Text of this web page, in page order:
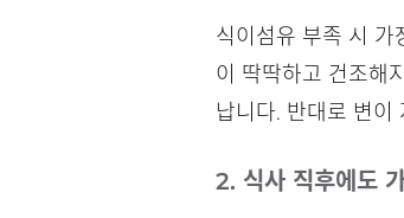
식이섬유 부족 시 가
이 딱딱하고 건조해
납니다. 반대로 변이
2. 식사 직후에도